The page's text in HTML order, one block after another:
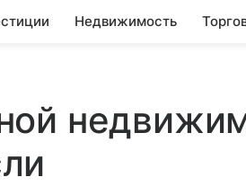
Недвижимость